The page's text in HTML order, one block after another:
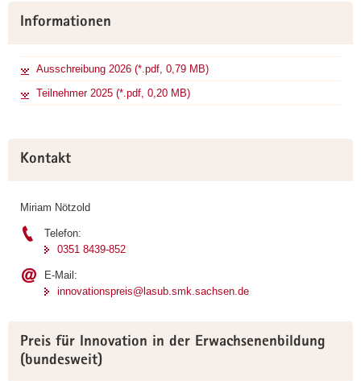
Informationen
Ausschreibung 2026 (*.pdf, 0,79 MB)
Teilnehmer 2025 (*.pdf, 0,20 MB)
Kontakt
Miriam Nötzold
Telefon:
0351 8439-852
E-Mail:
innovationspreis@lasub.smk.sachsen.de
Preis für Innovation in der Erwachsenenbildung
(bundesweit)